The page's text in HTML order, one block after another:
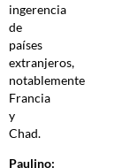
ingerencia
de
países
extranjeros,
notablemente
Francia
y
Chad.
Paulino: